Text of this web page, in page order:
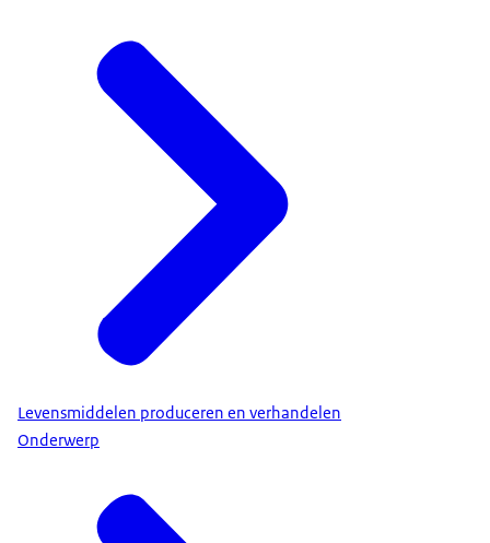
Levensmiddelen produceren en verhandelen
Onderwerp